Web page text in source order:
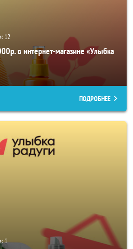
12
в интернет-магазине «Улыбка
ПОДРОБНЕЕ
1